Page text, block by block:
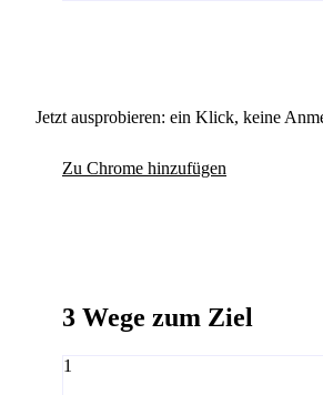
Jetzt ausprobieren: ein Klick, keine
Zu Chrome hinzufügen
3 Wege zum Ziel
1